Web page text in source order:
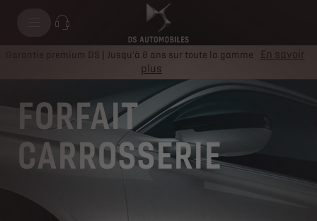
Garantie premium DS | Jusqu'à 8 ans sur toute la gamme
En savoir
plus
FORFAIT
CARROSSERIE